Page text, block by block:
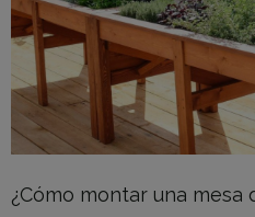
¿Cómo montar una mesa